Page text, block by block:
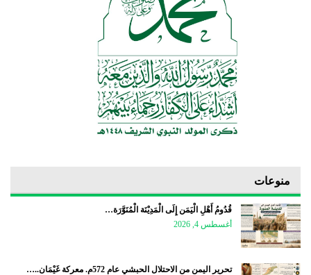
منوعات
قُدُومُ أَهْلِ الْيَمَن إِلَى الْمَدِيْنَة الْمُنَوَّرَة…
أغسطس 4, 2026
تحرير اليمن من الاحتلال الحبشي عام 572م. معركة غَيْمَان..…